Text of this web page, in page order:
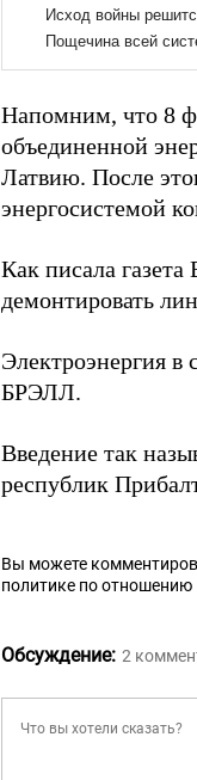
Напомним, что 8
объединенной
Латвию. После
энергосистемой
Как писала
демонтировать
Электроэнергия в
БРЭЛЛ.
Введение так
республик
Вы можете
политике по
Обсуждение: 2